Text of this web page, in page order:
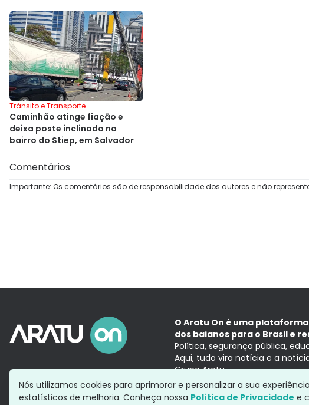
Trânsito e Transporte
Caminhão atinge fiação e
deixa poste inclinado no
bairro do Stiep, em Salvador
Comentários
Importante: Os comentários são de responsabilidade dos autores e não
O Aratu On é uma
dos baianos para o Brasil e
Política, segurança pública,
Aqui, tudo vira notícia e a
Grupo Aratu
Nós utilizamos cookies para aprimorar e personalizar a sua
estatísticos de melhoria. Conheça nossa Política de Privacidade e